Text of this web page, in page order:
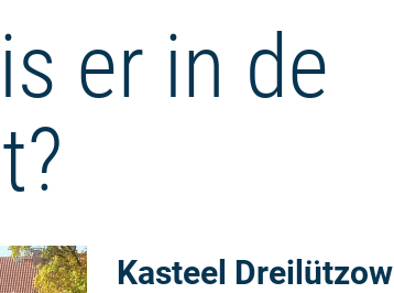
er in de
Kasteel Dreilützow